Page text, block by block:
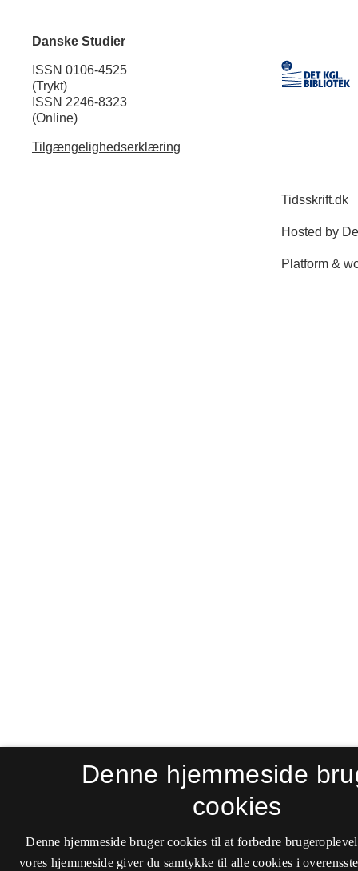
Danske Studier
ISSN 0106-4525
(Trykt)
ISSN 2246-8323
(Online)
Tilgængelighedserklæring
Denne hjemmeside
cookies
Denne hjemmeside bruger cookies til at forbedre
vores hjemmeside giver du samtykke til alle cookies i